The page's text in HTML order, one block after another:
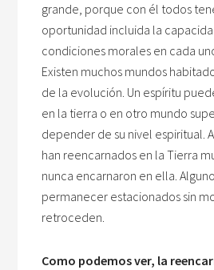
grande, porque con él todos
oportunidad incluida la
condiciones morales en cada
Existen muchos mundos
de la evolución. Un espíritu
en la tierra o en otro mundo
depender de su nivel espiritual.
han reencarnados en la Tierra
nunca encarnaron en ella.
permanecer estacionados sin
retroceden.
Como podemos ver, la